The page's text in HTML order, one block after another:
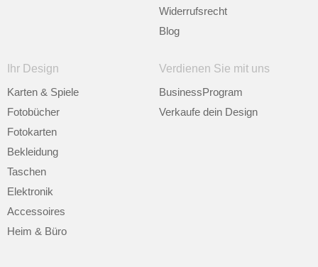
Widerrufsrecht
Blog
Ihr Design
Karten & Spiele
Fotobücher
Fotokarten
Bekleidung
Taschen
Elektronik
Accessoires
Heim & Büro
Verdienen Sie mit uns
BusinessProgram
Verkaufe dein Design